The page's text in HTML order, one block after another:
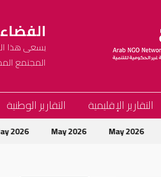
يسعى هذا
المجتمع
التقارير الإقليمية التقارير الوطنية
May 2026 May 2026 May 2026